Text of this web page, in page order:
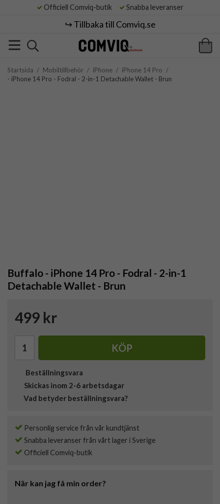
Officiell Comviq-butik Snabba leveranser
↪️ Tillbaka till Comviq.se
Startsida / Mobiltillbehör / iPhone / iPhone 14 Pro /
- iPhone 14 Pro - Fodral - 2-in-1 Detachable Wallet - Brun
Buffalo - iPhone 14 Pro - Fodral - 2-in-1
Detachable Wallet - Brun
499 kr
KÖP
Beställningsvara
Skickas inom 2-6 arbetsdagar
Vad betyder beställningsvara?
Personlig service från vår kundtjänst
Snabba leveranser från vårt lager i Sverige
Officiell Comviq-butik
När kan jag få min order?